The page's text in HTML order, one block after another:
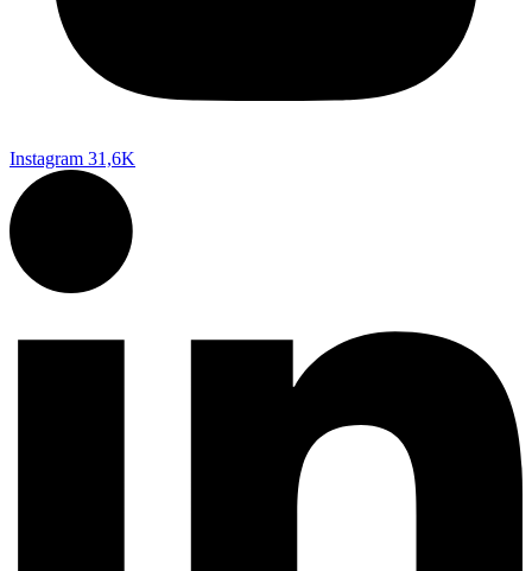
Instagram 31,6K